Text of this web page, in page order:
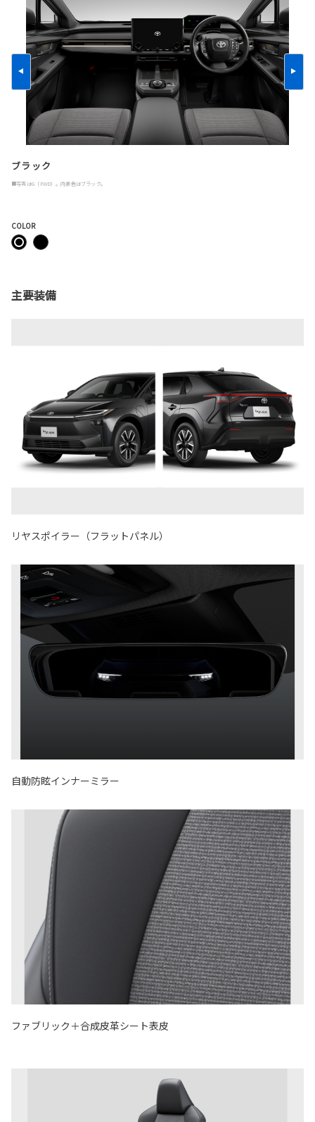
ブラック
■写真はG（FWD）。内装色はブラック。
COLOR
主要装備
リヤスポイラー（フラットパネル）
自動防眩インナーミラー
ファブリック＋合成皮革シート表皮